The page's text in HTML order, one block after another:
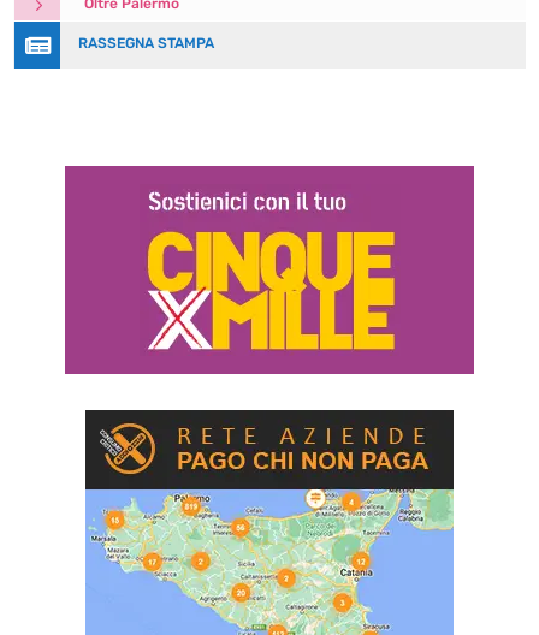
Oltre Palermo
 RASSEGNA STAMPA